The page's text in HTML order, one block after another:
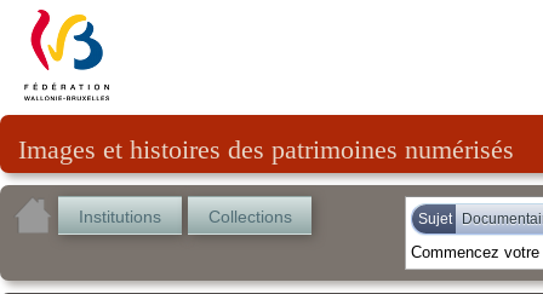
Images et histoires des patrimoines numérisés
Institutions Collections Sujet